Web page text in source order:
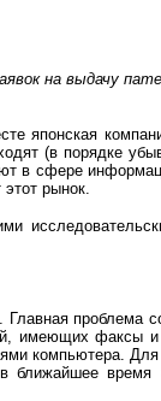
на выдачу
японская
(в порядке
в сфере
рынок.
проблема
имеющих факсы и
компьютера.
время